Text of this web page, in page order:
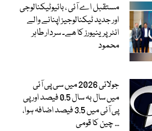
مستقبل اے آئی ، بائیوٹیکنالوجی
اور جدید ٹیکنالوجیز اپنانے والے
انٹرپرینیورز کا ھے۔ سردار طاہر
محمود
جولائی 2026 میں سی پی آئی
میں سال بہ سال 0.5 فیصد اور پی
پی آئی میں 3.5 فیصد اضافہ ہوا،
چین کا قومی...